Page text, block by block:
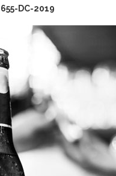
655-DC-2019